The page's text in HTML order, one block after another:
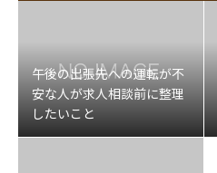
午後の出張先への運転が不
安な人が求人相談前に整理
したいこと